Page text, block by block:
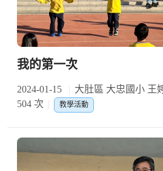
我的第一次
2024-01-15 大肚區 大忠國小 王
504 次
教學活動